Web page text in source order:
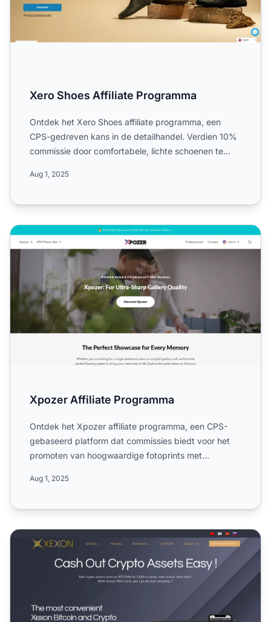
Xero Shoes Affiliate Programma
Ontdek het Xero Shoes affiliate programma, een
CPS-gedreven kans in de detailhandel. Verdien 10%
commissie door comfortabele, lichte schoenen te
Aug 1, 2025
Xpozer Affiliate Programma
Xpozer Affiliate Programma
Ontdek het Xpozer affiliate programma, een CPS-
gebaseerd platform dat commissies biedt voor het
promoten van hoogwaardige fotoprints met
Aug 1, 2025
Xexon Affiliate Programma